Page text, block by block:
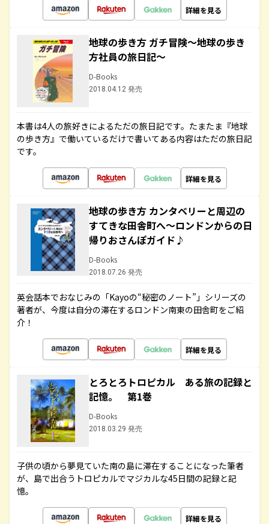
詳細を見る
地球の歩き方 ガチ冒険～地球の歩き
方社員の旅日記～
D-Books
2018.04.12 発売
本書は4人の旅好きによるただの旅日記です。たまたま『地球
の歩き方』で働いているだけで書いてある内容はただの旅日記
です。
詳細を見る
地球の歩き方 カンタベリーと周辺の
すてきな田舎町へ～ロンドンからの日
帰りおさんぽガイド♪
D-Books
2018.07.26 発売
英会話本でおなじみの「Kayoの“秘密のノート”」シリーズの
著者が、今度は自分の滞在するロンドン南東の田舎町をご紹
介！
詳細を見る
とろとろトロピカル ある旅の記録と
記憶。 第1巻
D-Books
2018.03.29 発売
子供の頃から夢見ていた南の島に滞在することになった筆者
が、島で出合うトロピカルでマジカルな45日間の記録と記
憶。
詳細を見る